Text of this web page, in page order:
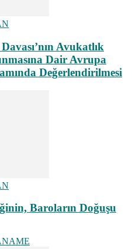
Avukatlık
Dair Avrupa
Değerlendirilmesi
Baroların Doğuşu